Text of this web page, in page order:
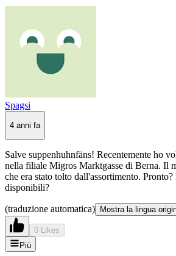
Spagsi
4 anni fa
Salve suppenhuhnfäns! Recentemente ho
nella filiale Migros Marktgasse di Berna. Il
che era stato tolto dall'assortimento.
disponibili?
(traduzione automatica) Mostra la lingua
0 Likes
Più